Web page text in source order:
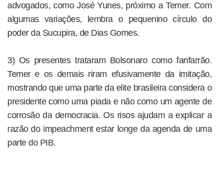
advogados, como José Yunes, próximo a Temer. Com
algumas variações, lembra o pequenino círculo do
poder da Sucupira, de Dias Gomes.
3) Os presentes trataram Bolsonaro como fanfarrão.
Temer e os demais riram efusivamente da imitação,
mostrando que uma parte da elite brasileira considera o
presidente como uma piada e não como um agente de
corrosão da democracia. Os risos ajudam a explicar a
razão do impeachment estar longe da agenda de uma
parte do PIB.